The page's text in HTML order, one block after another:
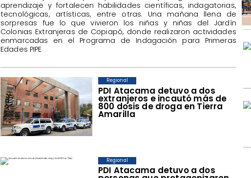
​PDI Atacama detuvo a dos
extranjeros e incautó más de
800 dosis de droga en Tierra
Amarilla
Regional
PDI Atacama detuvo a dos
Regional
aprendizaje y fortalecen habilidades científicas, indagatorias,
tecnológicas, artísticas, entre otras. Una mañana llena de
sorpresas fue lo que vivieron los niñas y niñas del Jardín
Colonias Extranjeras de Copiapó, donde realizaron actividades
enmarcadas en el Programa de Indagación para Primeras
Edades PIPE